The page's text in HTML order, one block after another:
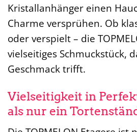
Kristallanhänger einen
Charme versprühen. Ob
oder verspielt – die
vielseitiges Schmuckstück,
Geschmack trifft.
Vielseitigkeit in
als nur ein